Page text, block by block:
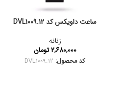
ساعت داویکس کد DVL1009.12
زنانه
2,680,000 تومان
کد محصول: DVL1009.12